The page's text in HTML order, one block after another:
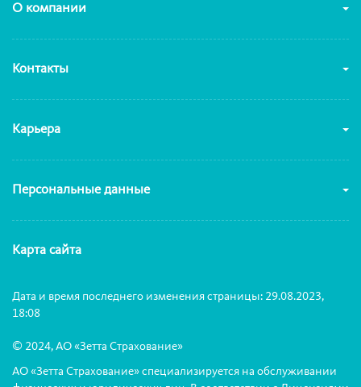
О компании
Контакты
Карьера
Персональные данные
Карта сайта
Дата и время последнего изменения страницы: 29.08.2023,
18:08
© 2024, АО «Зетта Страхование»
АО «Зетта Страхование» специализируется на обслуживании